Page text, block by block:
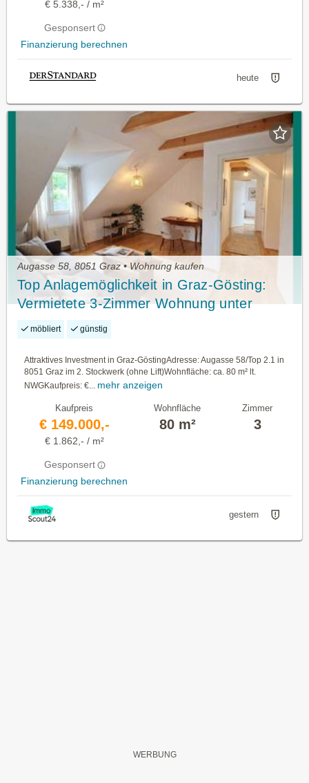
€ 5.338,- / m²
Gesponsert
Finanzierung berechnen
heute
Augasse 58, 8051 Graz • Wohnung kaufen
Top Anlagemöglichkeit in Graz-Gösting:
Vermietete 3-Zimmer Wohnung unter
1.900 €/m²
möbliert günstig
Attraktives Investment in Graz-GöstingAdresse: Augasse 58/Top 2.1 in
8051 Graz im 2. Stockwerk (ohne Lift)Wohnfläche: ca. 80 m² lt.
NWGKaufpreis: €... mehr anzeigen
Kaufpreis
€ 149.000,-
€ 1.862,- / m²
Gesponsert
Finanzierung berechnen
Wohnfläche
80 m²
Zimmer
3
gestern